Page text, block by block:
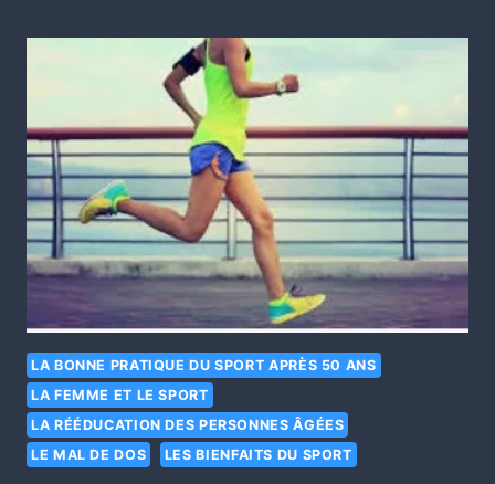
LA BONNE PRATIQUE DU SPORT APRÈS 50 ANS
LA FEMME ET LE SPORT
LA RÉÉDUCATION DES PERSONNES ÂGÉES
LE MAL DE DOS
LES BIENFAITS DU SPORT